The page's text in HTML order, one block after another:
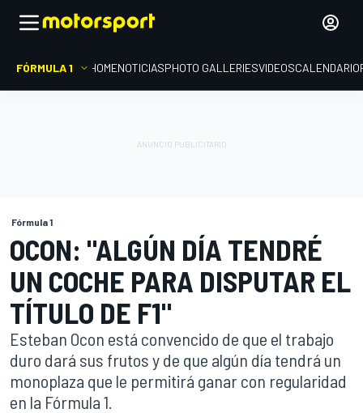
FÓRMULA 1 HOMENOTICIASPHOTO GALLERIESVIDEOSCALENDARIO
Fórmula 1
OCON: "ALGÚN DÍA TENDRÉ
UN COCHE PARA DISPUTAR EL
TÍTULO DE F1"
Esteban Ocon está convencido de que el trabajo
duro dará sus frutos y de que algún día tendrá un
monoplaza que le permitirá ganar con regularidad
en la Fórmula 1.